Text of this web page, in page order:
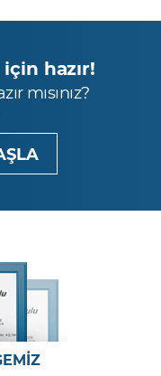
hazır!
mısınız?